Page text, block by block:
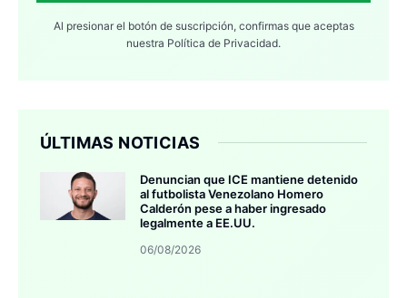
Al presionar el botón de suscripción, confirmas que aceptas
nuestra Política de Privacidad.
ÚLTIMAS NOTICIAS
Denuncian que ICE mantiene detenido
al futbolista Venezolano Homero
Calderón pese a haber ingresado
legalmente a EE.UU.
06/08/2026